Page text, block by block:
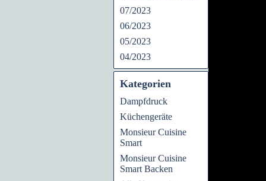
07/2023
06/2023
05/2023
04/2023
Kategorien
Dampfdruck
Küchengeräte
Monsieur Cuisine
Smart
Monsieur Cuisine
Smart Backen